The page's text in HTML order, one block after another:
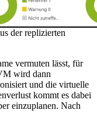
der replizierten
vermuten lässt, für
wird dann
und die virtuelle
kommt es dabei
einzuplanen. Nach